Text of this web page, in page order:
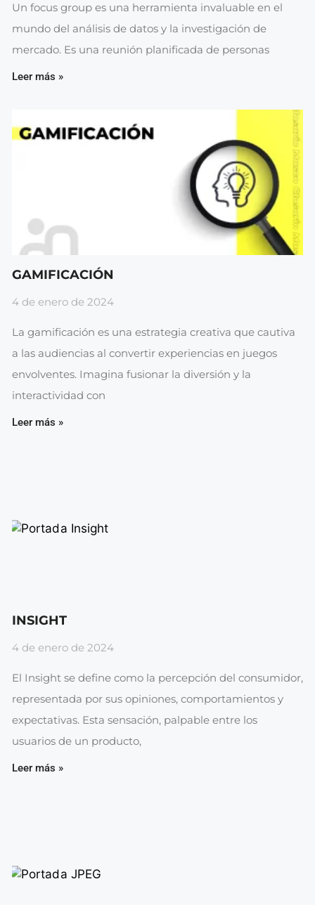
Un focus group es una herramienta invaluable en el
mundo del análisis de datos y la investigación de
mercado. Es una reunión planificada de personas
Leer más »
GAMIFICACIÓN
4 de enero de 2024
La gamificación es una estrategia creativa que cautiva
a las audiencias al convertir experiencias en juegos
envolventes. Imagina fusionar la diversión y la
interactividad con
Leer más »
INSIGHT
4 de enero de 2024
El Insight se define como la percepción del consumidor,
representada por sus opiniones, comportamientos y
expectativas. Esta sensación, palpable entre los
usuarios de un producto,
Leer más »